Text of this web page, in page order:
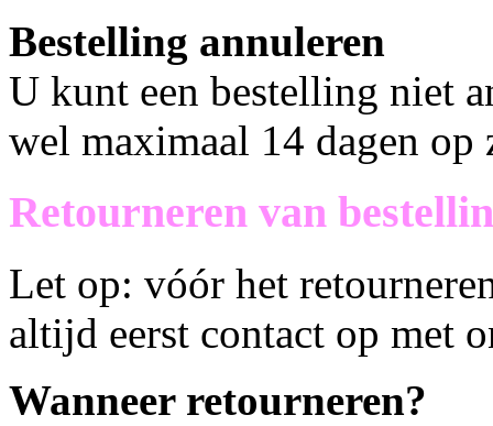
Bestelling annuleren
U kunt een bestelling niet
wel maximaal 14 dagen op
Retourneren van
Let op: vóór het
altijd eerst contact op met
Wanneer retourneren?